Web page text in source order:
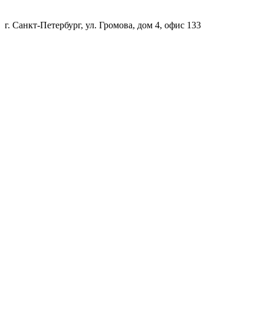
г. Санкт-Петербург, ул. Громова, дом 4, офис 133